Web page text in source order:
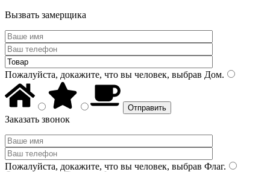
Вызвать замерщика
Пожалуйста, докажите, что вы человек, выбрав Дом.
Заказать звонок
Пожалуйста, докажите, что вы человек, выбрав Флаг.